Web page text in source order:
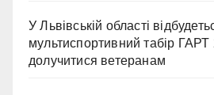
У Львівській області
мультиспортивний табір ГАРТ
долучитися ветеранам